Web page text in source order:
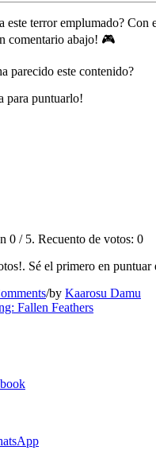
este terror emplumado?
comentario abajo! 🎮
parecido este contenido?
para puntuarlo!
0 / 5. Recuento de votos: 0
Sé el primero en puntuar
/by Kaarosu Damu
Fallen Feathers